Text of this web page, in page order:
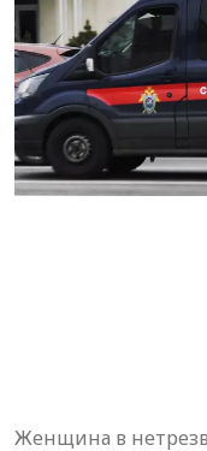
Женщина в